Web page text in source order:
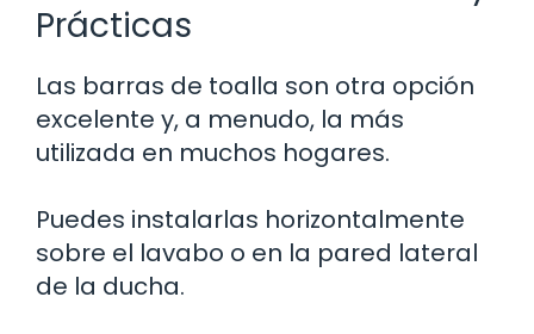
Prácticas
Las barras de toalla son otra opción
excelente y, a menudo, la más
utilizada en muchos hogares.
Puedes instalarlas horizontalmente
sobre el lavabo o en la pared lateral
de la ducha.